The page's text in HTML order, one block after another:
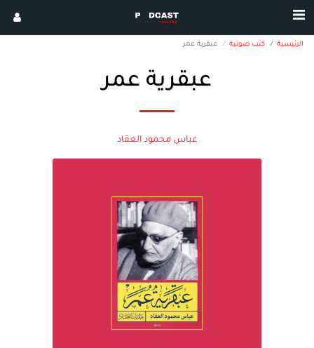
الرئيسية كتب صوتية عبقرية عمر
عبقرية عمر
عباس محمود العقاد